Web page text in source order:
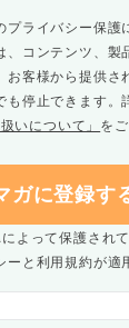
プライバシー保護
、コンテンツ、製
客様から提供さ
も停止できます。
いについて」 を
よって保護され
ー と 利用規約が適